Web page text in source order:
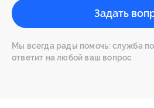
Задать
Мы всегда рады помочь: служба
ответит на любой ваш вопрос